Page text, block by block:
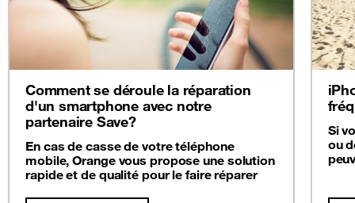
Comment se déroule la réparation
d'un smartphone avec notre
partenaire Save?
En cas de casse de votre téléphone
mobile, Orange vous propose une solution
rapide et de qualité pour le faire réparer
Si
ou